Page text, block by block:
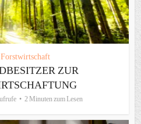
ZUR
2 Minuten zum Lesen